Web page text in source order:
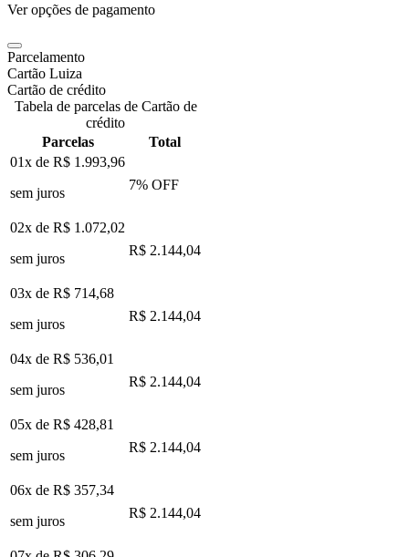
Ver opções de pagamento
Parcelamento
Cartão Luiza
Cartão de crédito
Tabela de parcelas de Cartão de
crédito
Parcelas
Total
01x de R$ 1.993,96
sem juros
7% OFF
02x de R$ 1.072,02
sem juros
R$ 2.144,04
03x de R$ 714,68
sem juros
R$ 2.144,04
04x de R$ 536,01
sem juros
R$ 2.144,04
05x de R$ 428,81
sem juros
R$ 2.144,04
06x de R$ 357,34
sem juros
R$ 2.144,04